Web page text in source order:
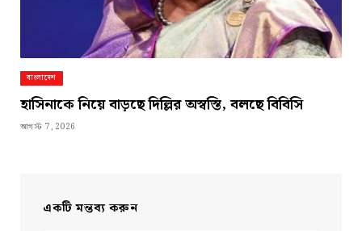
বাংলাদেশ
হাসিনাকে নিয়ে বাড়ছে দিল্লির অস্বস্তি, বলছে বিবিসি
আগস্ট 7, 2026
একটি মন্তব্য করুন